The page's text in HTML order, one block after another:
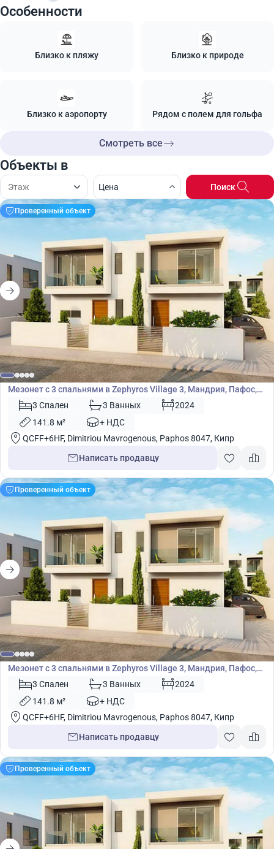
Особенности
Близко к пляжу Близко к природе
Близко к аэропорту Рядом с полем для гольфа
Смотреть все
Объекты в
Цена Поиск
Проверенный объект
€315 000
Мезонет
Мезонет с 3 спальнями в Zephyros Village 3, Мандрия, Пафос,
Кипр № 9092
3 Спален 3 Ванных
2024
141.8 м²
+ НДС
QCFF+6HF, Dimitriou Mavrogenous, Paphos 8047, Кипр
Написать продавцу
Проверенный объект
€315 000
Мезонет
Мезонет с 3 спальнями в Zephyros Village 3, Мандрия, Пафос,
Кипр № 9089
3 Спален 3 Ванных
2024
141.8 м²
+ НДС
QCFF+6HF, Dimitriou Mavrogenous, Paphos 8047, Кипр
Написать продавцу
Проверенный объект